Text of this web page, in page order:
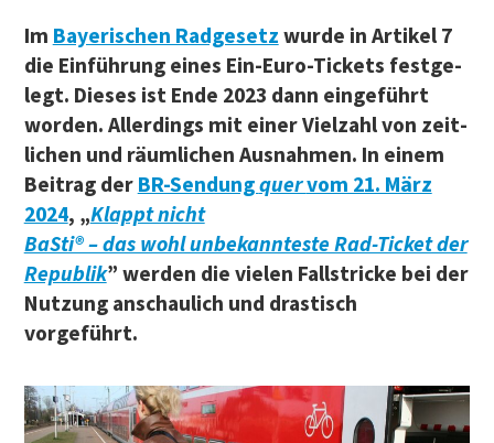
ImBaye­ri­schen Rad­ge­setzwur­de in Arti­kel 7
die Ein­füh­rung eines Ein-Euro-Tickets fest­ge­
legt. Die­ses ist Ende 2023 dann ein­ge­führt
wor­den. Aller­dings mit einer Viel­zahl von zeit­
li­chen und räum­li­chen Aus­nah­men. In einem
Bei­trag derBR-Sen­dungquervom 21. März
2024, „Klappt nicht
BaS­ti® – das wohl unbe­kann­tes­te Rad-Ticket der
Repu­blik” wer­den die vie­len Fall­stri­cke bei der
Nut­zung anschau­lich und dras­tisch
vorgeführt.